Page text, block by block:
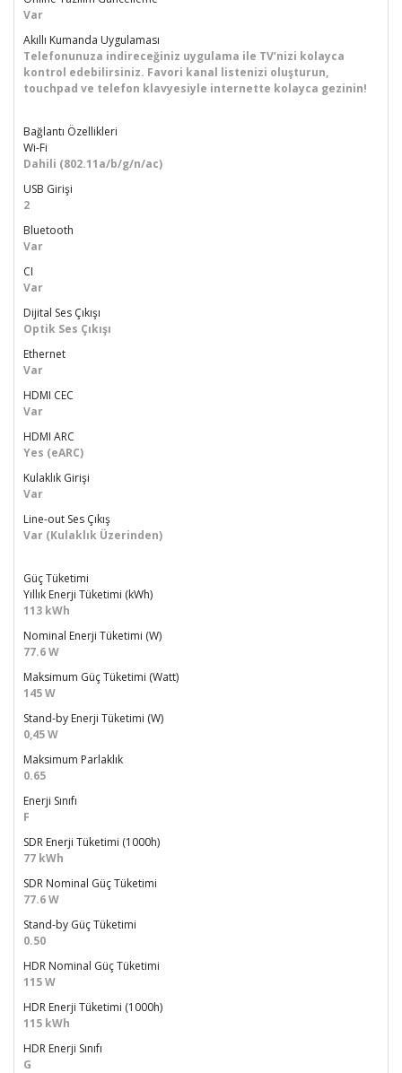
Var
Akıllı Kumanda Uygulaması
Telefonunuza indireceğiniz uygulama ile TV’nizi kolayca
kontrol edebilirsiniz. Favori kanal listenizi oluşturun,
touchpad ve telefon klavyesiyle internette kolayca gezinin!
Bağlantı Özellikleri
Wi-Fi
Dahili (802.11a/b/g/n/ac)
USB Girişi
2
Bluetooth
Var
CI
Var
Dijital Ses Çıkışı
Optik Ses Çıkışı
Ethernet
Var
HDMI CEC
Var
HDMI ARC
Yes (eARC)
Kulaklık Girişi
Var
Line-out Ses Çıkış
Var (Kulaklık Üzerinden)
Güç Tüketimi
Yıllık Enerji Tüketimi (kWh)
113 kWh
Nominal Enerji Tüketimi (W)
77.6 W
Maksimum Güç Tüketimi (Watt)
145 W
Stand-by Enerji Tüketimi (W)
0,45 W
Maksimum Parlaklık
0.65
Enerji Sınıfı
F
SDR Enerji Tüketimi (1000h)
77 kWh
SDR Nominal Güç Tüketimi
77.6 W
Stand-by Güç Tüketimi
0.50
HDR Nominal Güç Tüketimi
115 W
HDR Enerji Tüketimi (1000h)
115 kWh
HDR Enerji Sınıfı
G